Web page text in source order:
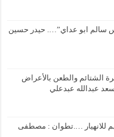
سالم ابو عداي”…. حيدر حسين
الشتائم والطعن بالأعراض
عبدالله عبدعلي
للانهيار ….تطوان : مصطفى